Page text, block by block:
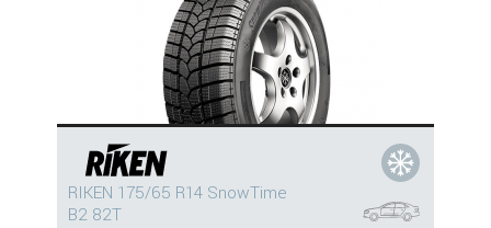
RIKEN 175/65 R14 SnowTime
B2 82T